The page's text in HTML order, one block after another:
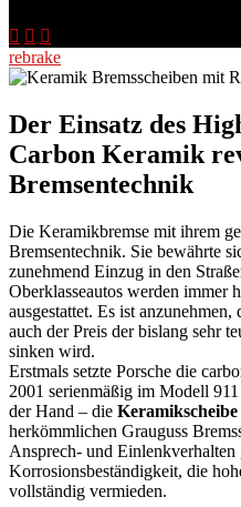
  
rebrake
Der Einsatz des
Carbon Keramik
Bremsentechnik
Die Keramikbremse mit ihrem
Bremsentechnik. Sie bewährte
zunehmend Einzug in den
Oberklasseautos werden immer
ausgestattet. Es ist
auch der Preis der bislang sehr
sinken wird.
Erstmals setzte Porsche die
2001 serienmäßig im Modell
der Hand – die Keramikscheibe
herkömmlichen Grauguss
Ansprech- und
Korrosionsbeständigkeit, die
vollständig vermieden.